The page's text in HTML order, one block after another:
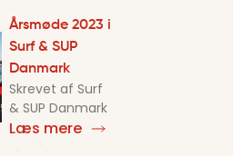
Årsmøde 2023 i
Surf & SUP
Danmark
Skrevet afSurf
& SUP Danmark
Læs mere